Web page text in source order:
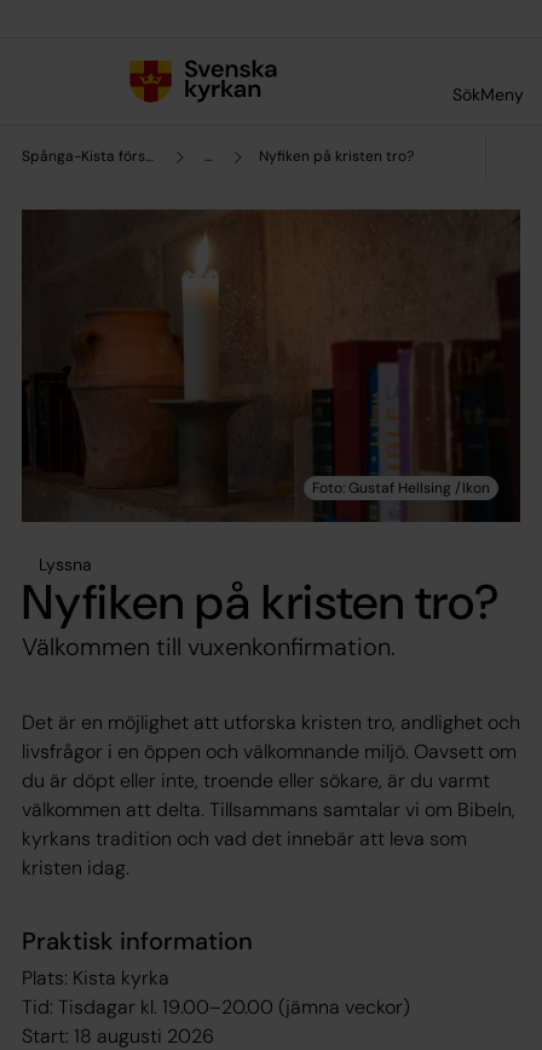
SökMeny
Spånga-Kista församling ... Nyfiken på kristen tro?
Lyssna
Nyfiken på kristen tro?
Välkommen till vuxenkonfirmation.
Det är en möjlighet att utforska kristen tro, andlighet och
livsfrågor i en öppen och välkomnande miljö. Oavsett om
du är döpt eller inte, troende eller sökare, är du varmt
välkommen att delta. Tillsammans samtalar vi om Bibeln,
kyrkans tradition och vad det innebär att leva som
kristen idag.
Praktisk information
Plats: Kista kyrka
Tid: Tisdagar kl. 19.00–20.00 (jämna veckor)
Start: 18 augusti 2026